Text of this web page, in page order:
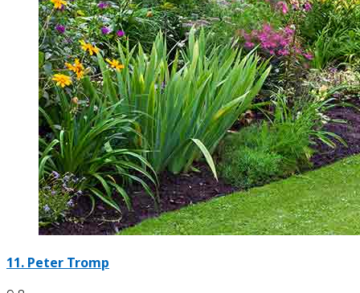
11. Peter Tromp